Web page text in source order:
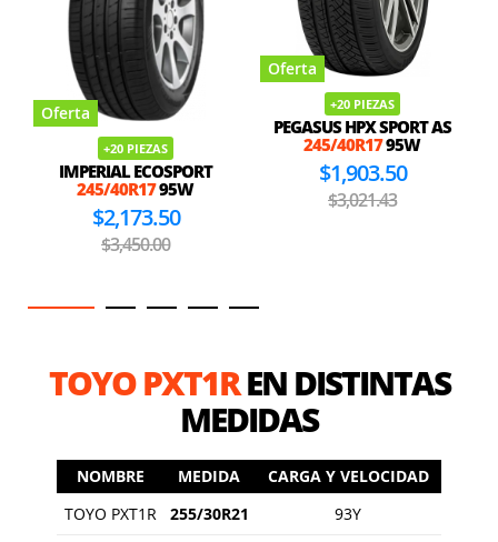
Oferta
+20 PIEZAS
IMPERIAL ECOSPORT
245/40R1795W
$2,173.50
$3,450.00
Oferta
+20 PIEZAS
PEGASUS HPX SPORT AS
245/40R1795W
$1,903.50
$3,021.43
TOYO PXT1REN DISTINTAS
MEDIDAS
NOMBRE MEDIDA
CARGA Y VELOCIDAD
TOYO PXT1R
255/30R21
93Y